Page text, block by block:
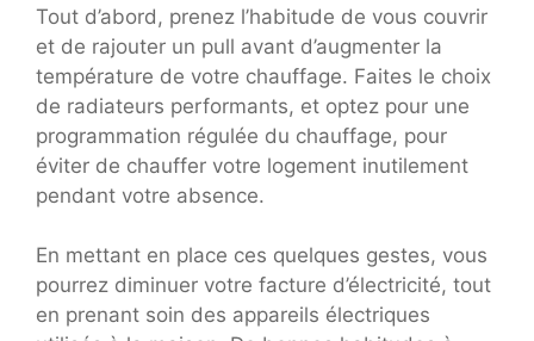
Tout d’abord, prenez l’habitude de vous couvrir
et de rajouter un pull avant d’augmenter la
température de votre chauffage. Faites le choix
de radiateurs performants, et optez pour une
programmation régulée du chauffage, pour
éviter de chauffer votre logement inutilement
pendant votre absence.
En mettant en place ces quelques gestes, vous
pourrez diminuer votre facture d’électricité, tout
en prenant soin des appareils électriques